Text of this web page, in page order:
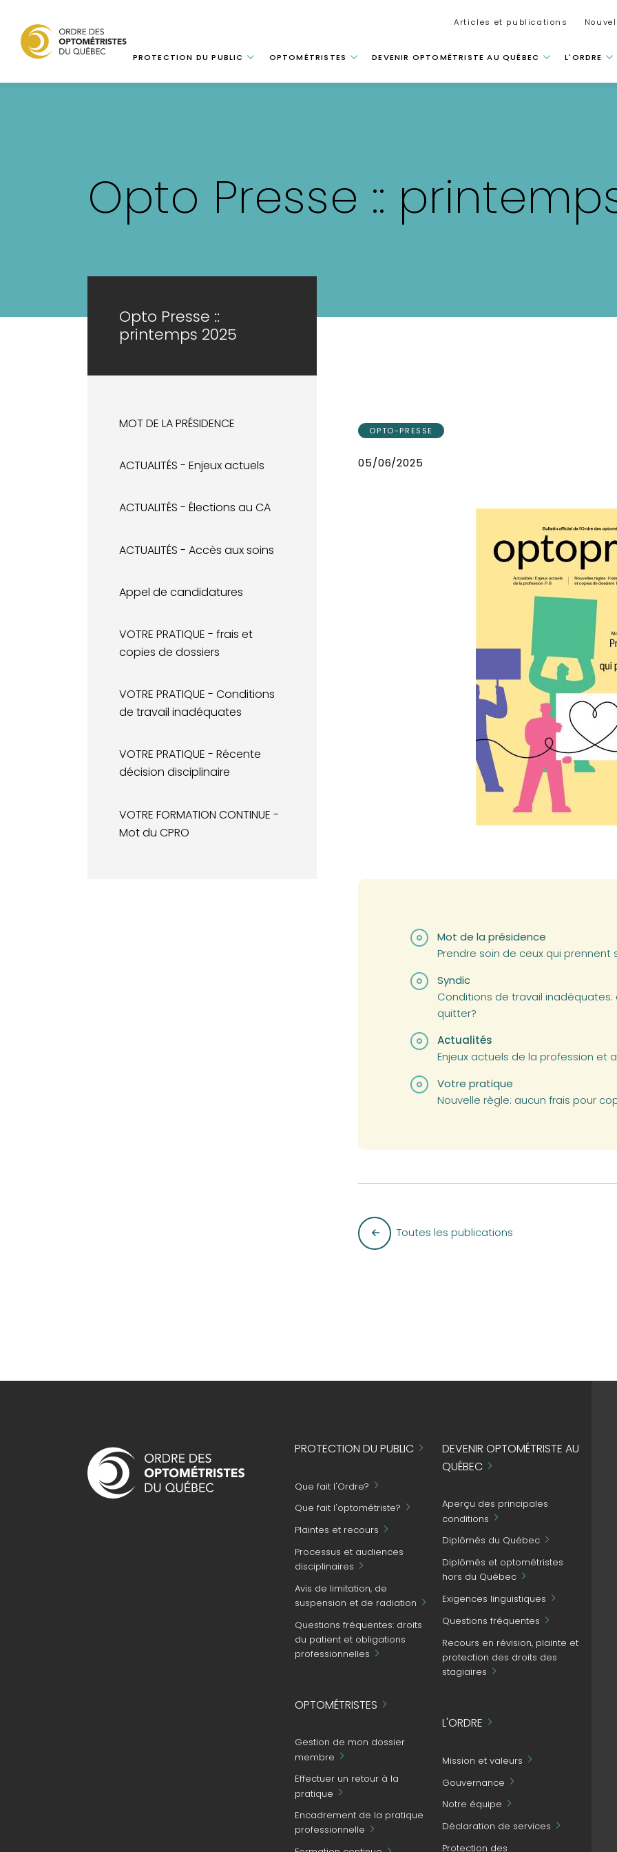
au
Articles et publications
Navigation principale
PROTECTION DU PUBLIC OPTOMÉTRISTES DEVENIR OPTOMÉTRISTE AU QUÉBEC L'ORDRE
Opto Presse ::
Opto Presse ::
printemps 2025
MOT DE LA PRÉSIDENCE
ACTUALITÉS - Enjeux actuels
ACTUALITÉS - Élections au CA
ACTUALITÉS - Accès aux soins
Appel de candidatures
VOTRE PRATIQUE - frais et
copies de dossiers
VOTRE PRATIQUE - Conditions
de travail inadéquates
VOTRE PRATIQUE - Récente
décision disciplinaire
VOTRE FORMATION CONTINUE -
Mot du CPRO
OPTO-PRESSE
05/06/2025
Mot de la présidence
Prendre soin de ceux qui prennent
Syndic
Conditions de travail
quitter?
Actualités
Enjeux actuels de la profession et
Votre pratique
Nouvelle règle: aucun frais pour
Toutes les publications
Navigation
principale
PROTECTION DU PUBLIC
Que fait l'Ordre?
Que fait l'optométriste?
Plaintes et recours
Processus et audiences
disciplinaires
Avis de limitation, de
suspension et de radiation
Questions fréquentes: droits
du patient et obligations
professionnelles
OPTOMÉTRISTES
Gestion de mon dossier
membre
Effectuer un retour à la
pratique
Encadrement de la pratique
professionnelle
DEVENIR OPTOMÉTRISTE AU
QUÉBEC
Aperçu des principales
conditions
Diplômés du Québec
Diplômés et optométristes
hors du Québec
Exigences linguistiques
Questions fréquentes
Recours en révision, plainte et
protection des droits des
stagiaires
L'ORDRE
Mission et valeurs
Gouvernance
Notre équipe
Déclaration de services
Protection des